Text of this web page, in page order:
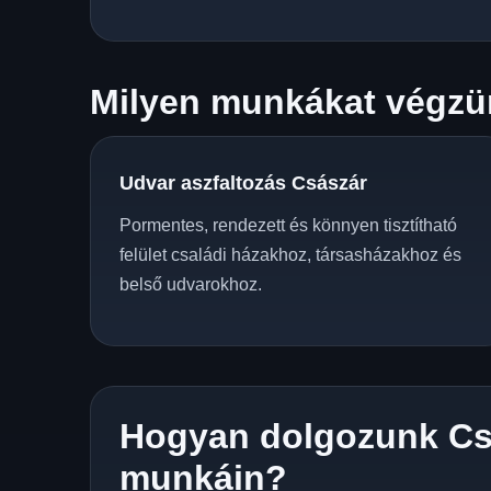
Milyen munkákat
Udvar aszfaltozás Császár
Pormentes, rendezett és könnyen tisztítható
felület családi házakhoz, társasházakhoz és
belső udvarokhoz.
Hogyan dolgozunk
munkáin?